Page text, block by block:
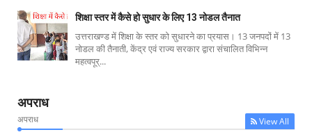
शिक्षा स्तर में कैसे हो सुधार के लिए 13 नोडल तैनात
उत्तराखण्ड में शिक्षा के स्तर को सुधारने का प्रयास। 13 जनपदों में 13
नोडल की तैनाती, केंद्र एवं राज्य सरकार द्वारा संचालित विभिन्न
महत्वपूर्...
अपराध
अपराध View All